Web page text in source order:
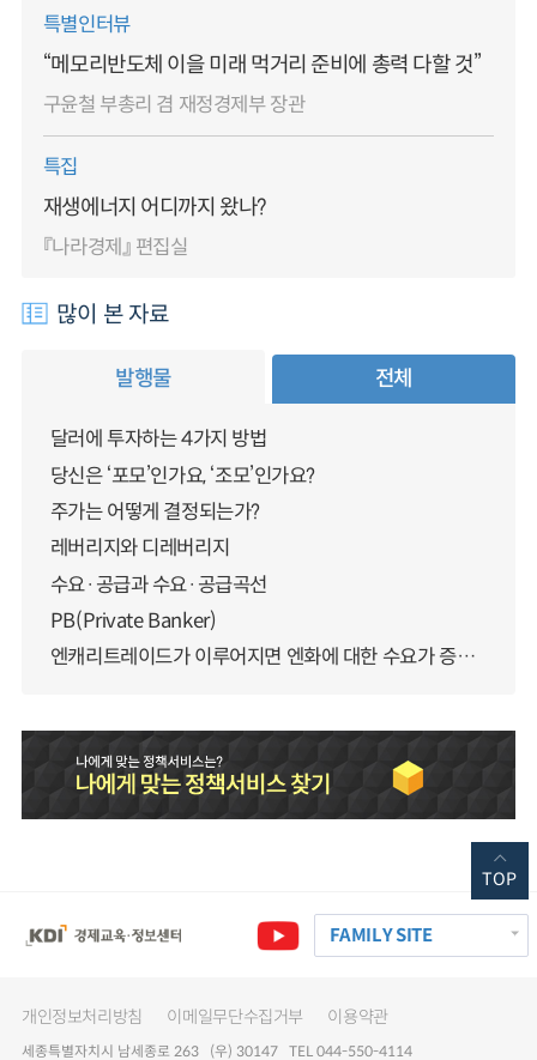
특별인터뷰
“메모리반도체 이을 미래 먹거리 준비에 총력 다할 것”
구윤철 부총리 겸 재정경제부 장관
특집
재생에너지 어디까지 왔나?
『나라경제』 편집실
많이 본 자료
발행물 전체
달러에 투자하는 4가지 방법
당신은 ‘포모’인가요, ‘조모’인가요?
주가는 어떻게 결정되는가?
레버리지와 디레버리지
수요·공급과 수요·공급곡선
PB(Private Banker)
엔캐리트레이드가 이루어지면 엔화에 대한 수요가 증가하지 않나요?
FAMILY SITE
개인정보처리방침 이메일무단수집거부 이용약관
세종특별자치시 남세종로 263 (우) 30147 TEL 044-550-4114
TOP